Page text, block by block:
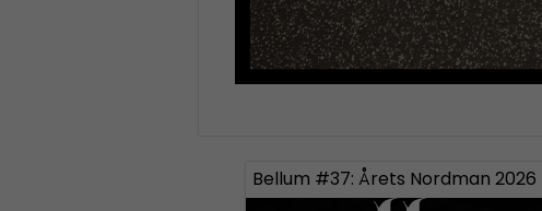
Bellum #37: Årets Nordman 2026